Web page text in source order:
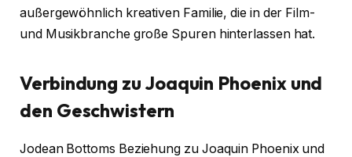
außergewöhnlich kreativen Familie, die in der Film-
und Musikbranche große Spuren hinterlassen hat.
Verbindung zu Joaquin Phoenix und
den Geschwistern
Jodean Bottoms Beziehung zu Joaquin Phoenix und